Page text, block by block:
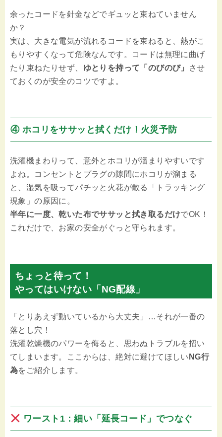
余ったコードを針金などでギュッと束ねていません
か？
実は、大きな電気が流れるコードを束ねると、熱がこ
もりやすくなって危険なんです。コードは無理に曲げ
たり束ねたりせず、 ゆとりを持って「のびのび」
させ
ておくのが安全のコツですよ。
④ ホコリをササッと拭くだけ！火災予防
洗濯機まわりって、意外とホコリが溜まりやすいです
よね。コンセントとプラグの隙間にホコリが溜まる
と、湿気を吸ってパチッと火花が散る「トラッキング
現象」の原因に。
半年に一度、乾いた布でササッと拭き取るだけでOK！
これだけで、お家の安全がぐっと守られます。
ちょっと待って！
やってはいけない「NG配線」
「とりあえず動いているから大丈夫」…それが一番の
落とし穴！
洗濯乾燥機のパワーを侮ると、思わぬトラブルを招い
てしまいます。ここからは、絶対に避けてほしい NG行
為をご紹介します。
ワースト1：細い「延長コード」でつなぐ